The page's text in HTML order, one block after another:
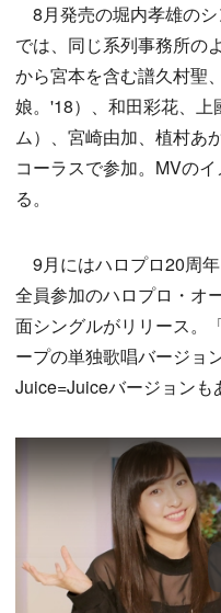
8月発売の堀内孝雄のシ
では、同じ系列事務所の
から宮本を含む譜久村聖
娘。'18）、和田彩花、
ム）、宮崎由加、植村あ
コーラスで参加。MVの
る。
9月にはハロプロ20周
全員参加のハロプロ・オ
面シングルがリリース。
ープの単独歌唱バージョ
Juice=Juiceバージョンも